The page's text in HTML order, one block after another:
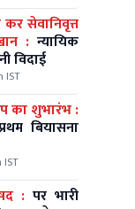
सेवानिवृत्त
: न्यायिक
विदाई
IST
का शुभारंभ :
बियासना
नगर पालिका परिषद : पर भारी